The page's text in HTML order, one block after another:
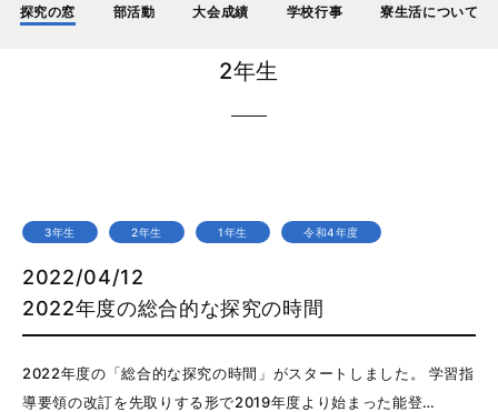
探究の窓 部活動 大会成績 学校行事 寮生活について
2年生
3年生 2年生 1年生 令和4年度
2022/04/12
2022年度の総合的な探究の時間
2022年度の「総合的な探究の時間」がスタートしました。 学習指
導要領の改訂を先取りする形で2019年度より始まった能登…